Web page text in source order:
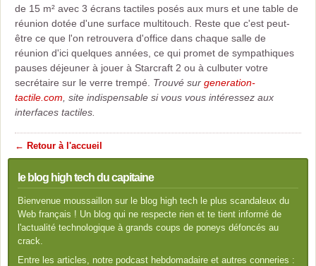
de 15 m² avec 3 écrans tactiles posés aux murs et une table de
réunion dotée d'une surface multitouch. Reste que c'est peut-
être ce que l'on retrouvera d'office dans chaque salle de
réunion d'ici quelques années, ce qui promet de sympathiques
pauses déjeuner à jouer à Starcraft 2 ou à culbuter votre
secrétaire sur le verre trempé. Trouvé sur generation-
tactile.com , site indispensable si vous vous intéressez aux
interfaces tactiles.
← Retour à l'accueil
le blog high tech du capitaine
Bienvenue moussaillon sur le blog high tech le plus scandaleux du
Web français ! Un blog qui ne respecte rien et te tient informé de
l'actualité technologique à grands coups de poneys défoncés au
crack.
Entre les articles, notre podcast hebdomadaire et autres conneries :